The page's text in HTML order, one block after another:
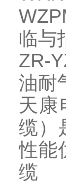
临与
ZR-
油耐
天康
缆）
性能
缆